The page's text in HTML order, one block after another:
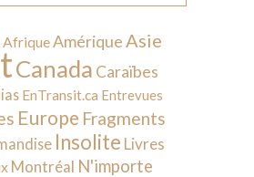
AfriqueAmérique Asie
Canada Caraïbes
EnTransit.ca Entrevues
Europe Fragments
Insolite Livres
Montréal N'importe